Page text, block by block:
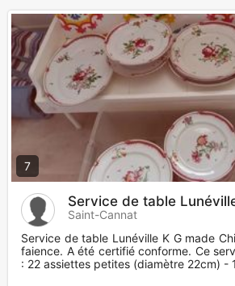
7
Service de table
Saint-Cannat
Service de table Lunéville K G made
faience. A été certifié conforme. Ce
: 22 assiettes petites (diamètre 22cm) -